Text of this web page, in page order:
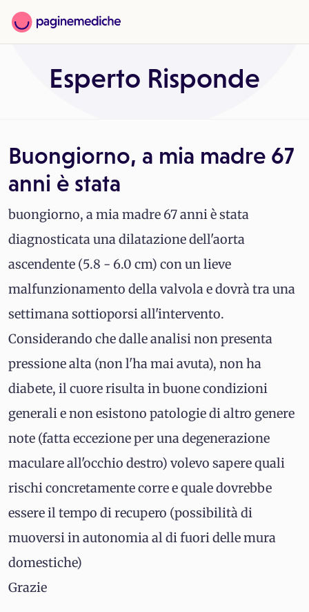
Esperto Risponde
Buongiorno, a mia madre 67
anni è stata
buongiorno, a mia madre 67 anni è stata
diagnosticata una dilatazione dell'aorta
ascendente (5.8 - 6.0 cm) con un lieve
malfunzionamento della valvola e dovrà tra una
settimana sottioporsi all'intervento.
Considerando che dalle analisi non presenta
pressione alta (non l'ha mai avuta), non ha
diabete, il cuore risulta in buone condizioni
generali e non esistono patologie di altro genere
note (fatta eccezione per una degenerazione
maculare all'occhio destro) volevo sapere quali
rischi concretamente corre e quale dovrebbe
essere il tempo di recupero (possibilità di
muoversi in autonomia al di fuori delle mura
domestiche)
Grazie